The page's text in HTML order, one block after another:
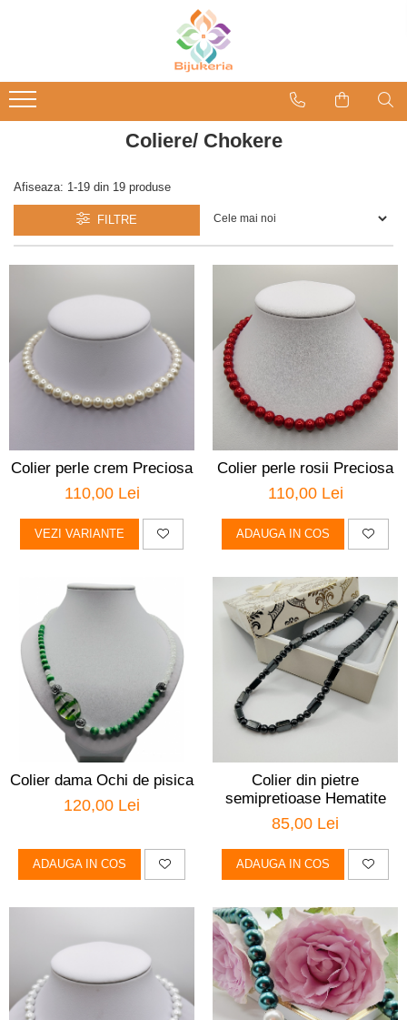
Coliere/ Chokere
Afiseaza: 1-19 din 19 produse
FILTRE
Colier perle crem Preciosa
110,00 Lei
VEZI VARIANTE
Colier perle rosii Preciosa
110,00 Lei
ADAUGA IN COS
Colier dama Ochi de pisica
120,00 Lei
ADAUGA IN COS
Colier din pietre
semipretioase Hematite
85,00 Lei
ADAUGA IN COS